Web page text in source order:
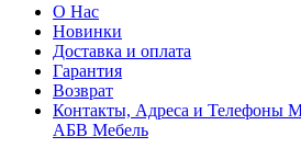
О Нас
Новинки
Доставка и оплата
Гарантия
Возврат
Контакты, Адреса и Телефоны
АБВ Мебель